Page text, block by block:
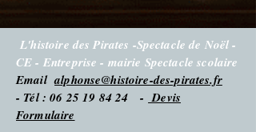
L'histoire des Pirates -Spectacle de Noël -
CE - Entreprise - mairie Spectacle scolaire
Emailalphonse@histoire-des-pirates.fr
- Tél : 06 25 19 84 24 - Devis
Formulaire